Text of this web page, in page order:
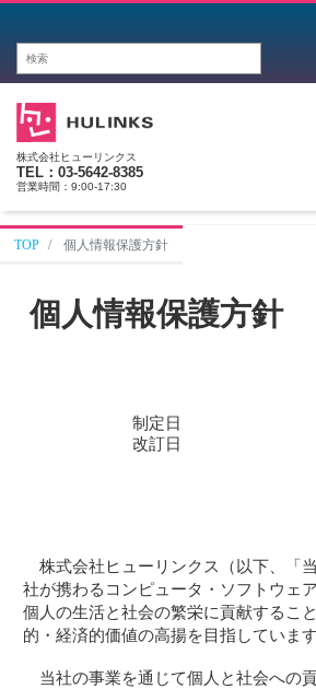
株式会社ヒューリンクス
TEL：03-5642-8385
営業時間：9:00-17:30
TOP 個人情報保護方針
個人情報保護方針
制定日
改訂日
株式会社ヒューリンクス（以下、「
社が携わるコンピュータ・ソフトウェ
個人の生活と社会の繁栄に貢献するこ
的・経済的価値の高揚を目指しています
当社の事業を通じて個人と社会への